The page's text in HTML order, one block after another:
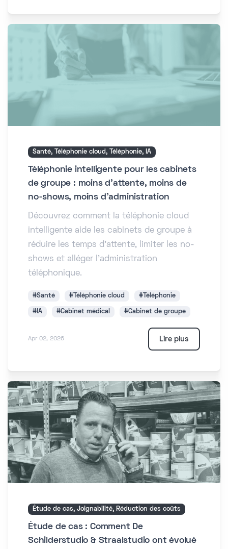
Santé, Téléphonie cloud, Téléphonie, IA
Téléphonie intelligente pour les cabinets
de groupe : moins d'attente, moins de
no-shows, moins d'administration
Découvrez comment la téléphonie cloud
intelligente aide les cabinets de groupe à
réduire les temps d'attente, limiter les no-
shows et alléger l'administration
téléphonique.
#Santé #Téléphonie cloud #Téléphonie
#IA #Cabinet médical #Cabinet de groupe
Apr 02, 2026 Lire plus
Étude de cas, Joignabilité, Réduction des coûts
Étude de cas : Comment De
Schilderstudio & Straalstudio ont évolué